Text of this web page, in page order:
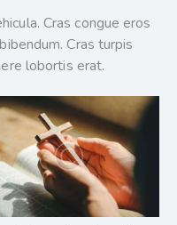
Cras congue eros
Cras turpis
lobortis erat.